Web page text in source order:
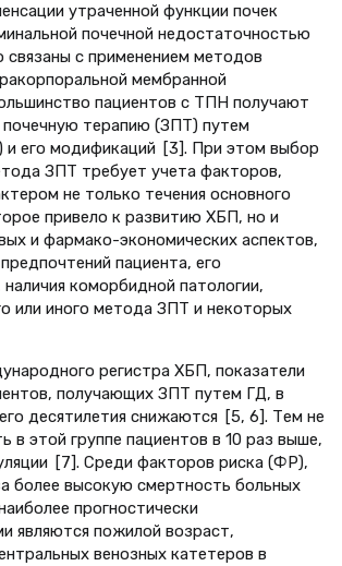
утраченной функции почек
почечной недостаточностью
с применением методов
мембранной
пациентов с ТПН получают
терапию (ЗПТ) путем
и его модификаций [3]. При этом выбор
ЗПТ требует учета факторов,
не только течения основного
привело к развитию ХБП, но и
и фармако-экономических аспектов,
пациента, его
коморбидной патологии,
или иного метода ЗПТ и некоторых
регистра ХБП, показатели
получающих ЗПТ путем ГД, в
десятилетия снижаются [5, 6]. Тем не
в этой группе пациентов в 10 раз выше,
[7]. Среди факторов риска (ФР),
более высокую смертность больных
прогностически
являются пожилой возраст,
венозных катетеров в